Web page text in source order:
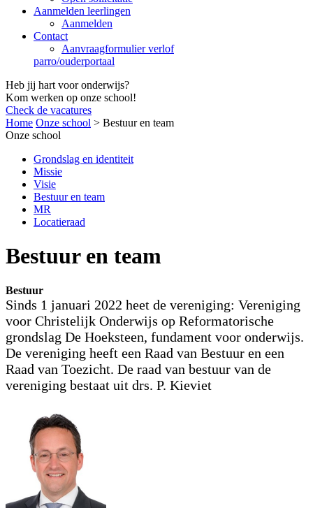
Aanmelden leerlingen
Aanmelden
Contact
Aanvraagformulier verlof
parro/ouderportaal
Heb jij hart voor onderwijs?
Kom werken op onze school!
Check de vacatures
Home Onze school > Bestuur en team
Onze school
Grondslag en identiteit
Missie
Visie
Bestuur en team
MR
Locatieraad
Bestuur en team
Bestuur
Sinds 1 januari 2022 heet de vereniging: Vereniging
voor Christelijk Onderwijs op Reformatorische
grondslag De Hoeksteen, fundament voor onderwijs.
De vereniging heeft een Raad van Bestuur en een
Raad van Toezicht. De raad van bestuur van de
vereniging bestaat uit drs. P. Kieviet